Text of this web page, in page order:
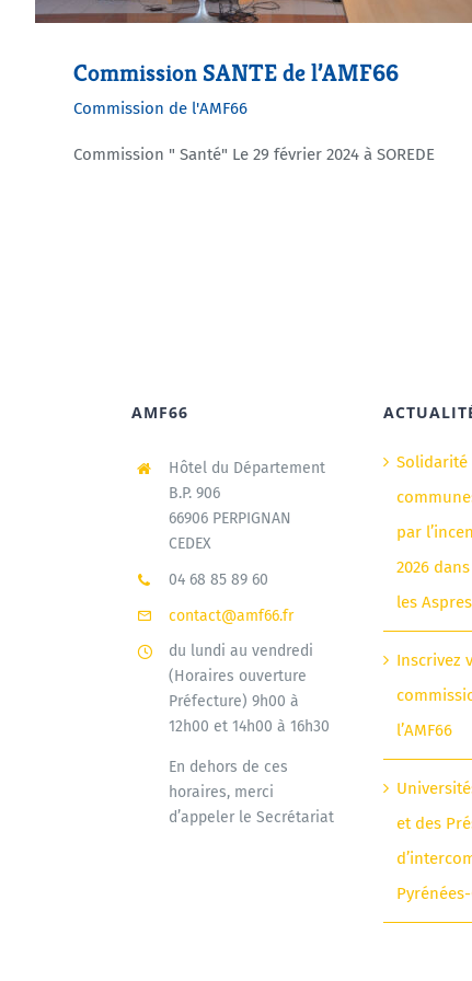
Commission SANTE de l’AMF66
Commission de l'AMF66
Commission " Santé" Le 29 février 2024 à SOREDE
AMF66
Hôtel du Département
B.P. 906
66906 PERPIGNAN
CEDEX
04 68 85 89 60
contact@amf66.fr
du lundi au vendredi
(Horaires ouverture
Préfecture) 9h00 à
12h00 et 14h00 à 16h30
En dehors de ces
horaires, merci
d’appeler le Secrétariat
Solidarité
par
2026
les Aspres
Inscrivez
l’AMF66
et des